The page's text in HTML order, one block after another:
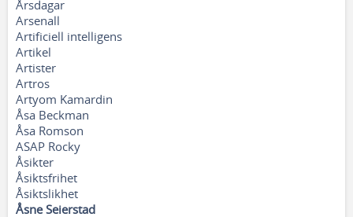
Årsdagar
Arsenall
Artificiell intelligens
Artikel
Artister
Artros
Artyom Kamardin
Åsa Beckman
Åsa Romson
ASAP Rocky
Åsikter
Åsiktsfrihet
Åsiktslikhet
Åsne Seierstad